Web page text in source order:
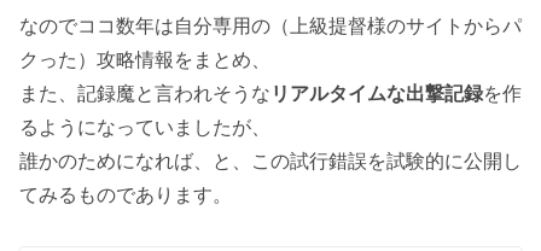
なのでココ数年は自分専用の（上級提督様のサイトからパ
クった）攻略情報をまとめ、
また、記録魔と言われそうな リアルタイムな出撃記録を作
るようになっていましたが、
誰かのためになれば、と、この試行錯誤を試験的に公開し
てみるものであります。